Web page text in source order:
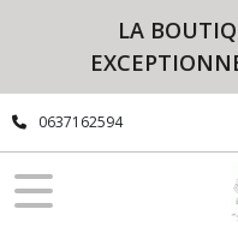
LA
0637162594